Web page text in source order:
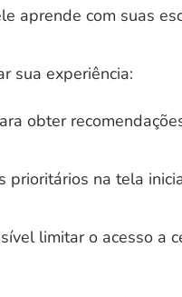
aprende com suas
sua experiência:
obter
prioritários na tela
limitar o acesso a